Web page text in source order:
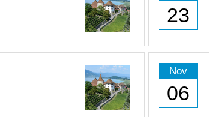
23
Nov
06